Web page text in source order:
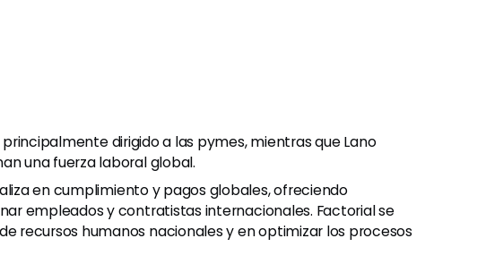
dirigido a las pymes, mientras que Lano
una fuerza laboral global.
en cumplimiento y pagos globales, ofreciendo
empleados y contratistas internacionales. Factorial se
recursos humanos nacionales y en optimizar los procesos